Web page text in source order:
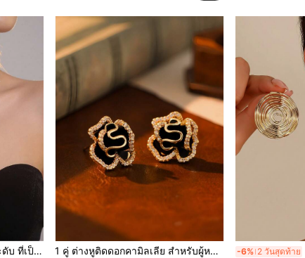
เจ้าสาว สำหรับ ผู้หญิง 2 ชิ้น
1 คู่ ต่างหูติดดอกคามิลเลีย สำหรับผู้หญิง เหมาะสำหรับเครื่องประดับ ของขวัญงานแต่งงาน ต่างหูฤดูเจ้าสาว
-6% 2 วันสุดท้าย